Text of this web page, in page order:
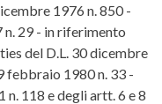
1976 n. 850 -
29 - in riferimento
del D.L. 30 dicembre
febbraio 1980 n. 33 -
118 e degli artt. 6 e 8